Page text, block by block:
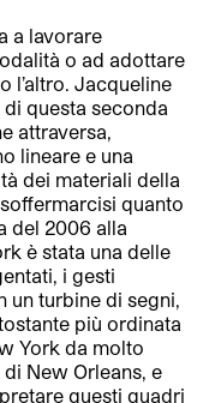
a lavorare
o ad adottare
l’altro. Jacqueline
questa seconda
attraversa,
lineare e una
dei materiali della
quanto
del 2006 alla
è stata una delle
i gesti
un turbine di segni,
più ordinata
York da molto
New Orleans, e
questi quadri